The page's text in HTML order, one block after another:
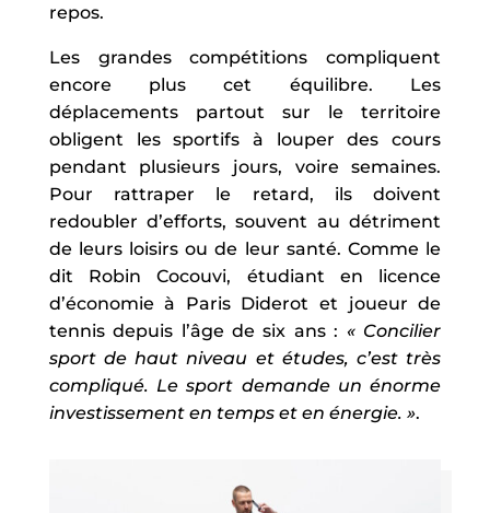
repos.
Les grandes compétitions compliquent
encore plus cet équilibre. Les
déplacements partout sur le territoire
obligent les sportifs à louper des cours
pendant plusieurs jours, voire semaines.
Pour rattraper le retard, ils doivent
redoubler d’efforts, souvent au détriment
de leurs loisirs ou de leur santé. Comme le
dit Robin Cocouvi, étudiant en licence
d’économie à Paris Diderot et joueur de
tennis depuis l’âge de six ans : « Concilier
sport de haut niveau et études, c’est très
compliqué. Le sport demande un énorme
investissement en temps et en énergie. ».